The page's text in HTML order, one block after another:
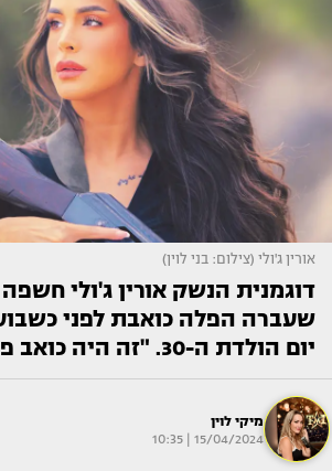
אורין ג'ולי (צילום: בני לוין)
דוגמנית הנשק אורין ג'ולי
שעברה הפלה כואבת לפני
יום הולדת ה-30. "זה היה כואב פיזית ורגשית"
מיקי לוין
15/04/2024 | 10:35